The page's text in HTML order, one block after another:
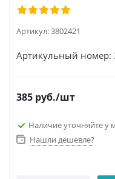
Артикул:3802421
Артикульный номер:
385 руб./шт
Наличие уточняйте у
Нашли дешевле?